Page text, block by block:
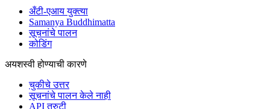
अँटी-एआय युक्त्या
Samanya Buddhimatta
सूचनांचे पालन
कोडिंग
अयशस्वी होण्याची कारणे
चुकीचे उत्तर
सूचनांचे पालन केले नाही
API त्रुटी